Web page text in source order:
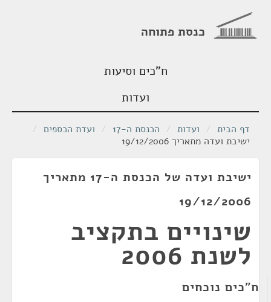
כנסת פתוחה
ח"כים וסיעות
ועדות
דף הבית / ועדות / הכנסת ה-17 / ועדת הכספים /
ישיבת ועדה מתאריך 19/12/2006
ישיבת ועדה של הכנסת ה-17 מתאריך
19/12/2006
שינויים בתקציב
לשנת 2006
ח"כים נוכחים